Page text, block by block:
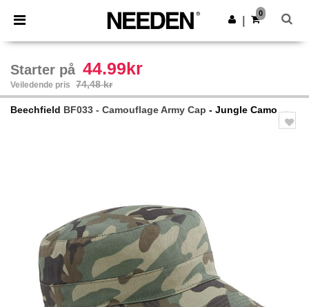
× Needen-app
Bedre priser i appen!
Last ned app
0
Previous
Starter på 44.99kr
Veiledende pris 74,48 kr
Beechfield BF033 - Camouflage Army Cap - Jungle Camo